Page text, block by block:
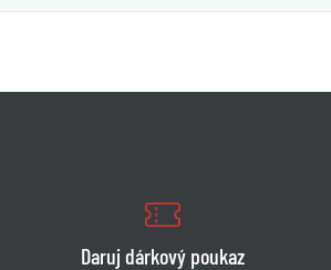
Daruj dárkový poukaz